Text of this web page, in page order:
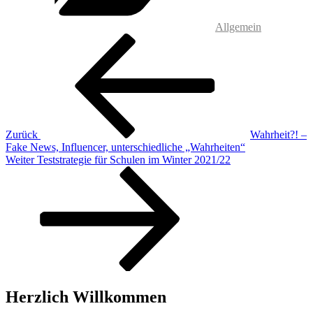
Allgemein
Beitragsnavigation
Zurück
Wahrheit?! –
Fake News, Influencer, unterschiedliche „Wahrheiten“
Nächster
Weiter Teststrategie für Schulen im Winter 2021/22
Herzlich Willkommen